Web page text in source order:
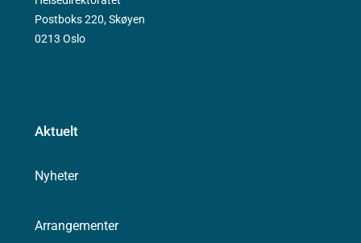
Postboks 220, Skøyen
0213 Oslo
Aktuelt
Nyheter
Arrangementer